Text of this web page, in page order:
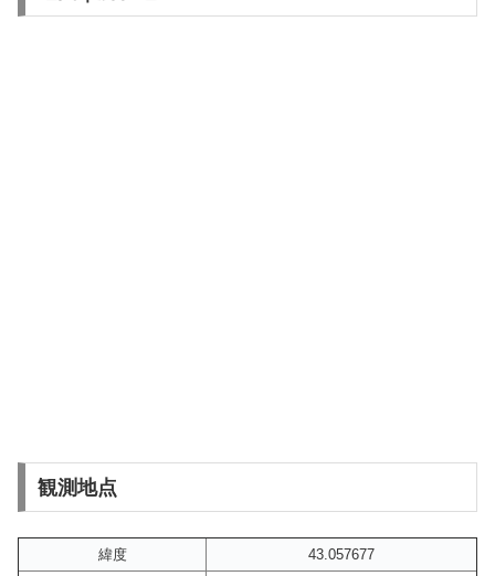
観測地点
緯度 43.057677